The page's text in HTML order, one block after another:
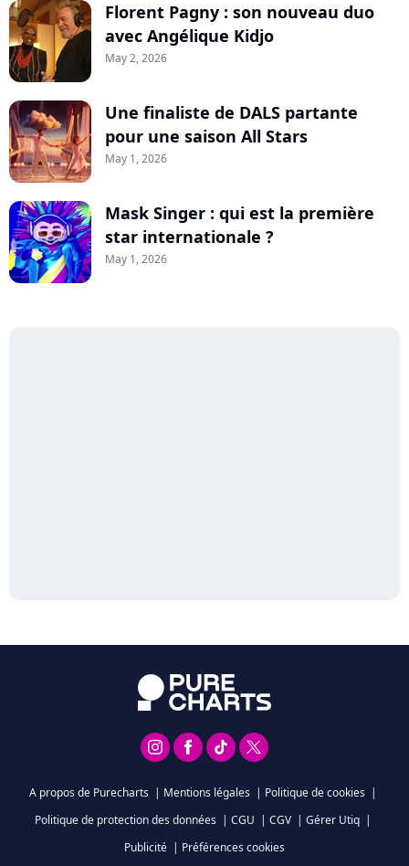
Florent Pagny : son nouveau duo
avec Angélique Kidjo
May 2, 2026
Une finaliste de DALS partante
pour une saison All Stars
May 1, 2026
Mask Singer : qui est la première
star internationale ?
May 1, 2026
A propos de Purecharts | Mentions légales | Politique de cookies |
Politique de protection des données | CGU | CGV | Gérer Utiq |
Publicité | Préférences cookies